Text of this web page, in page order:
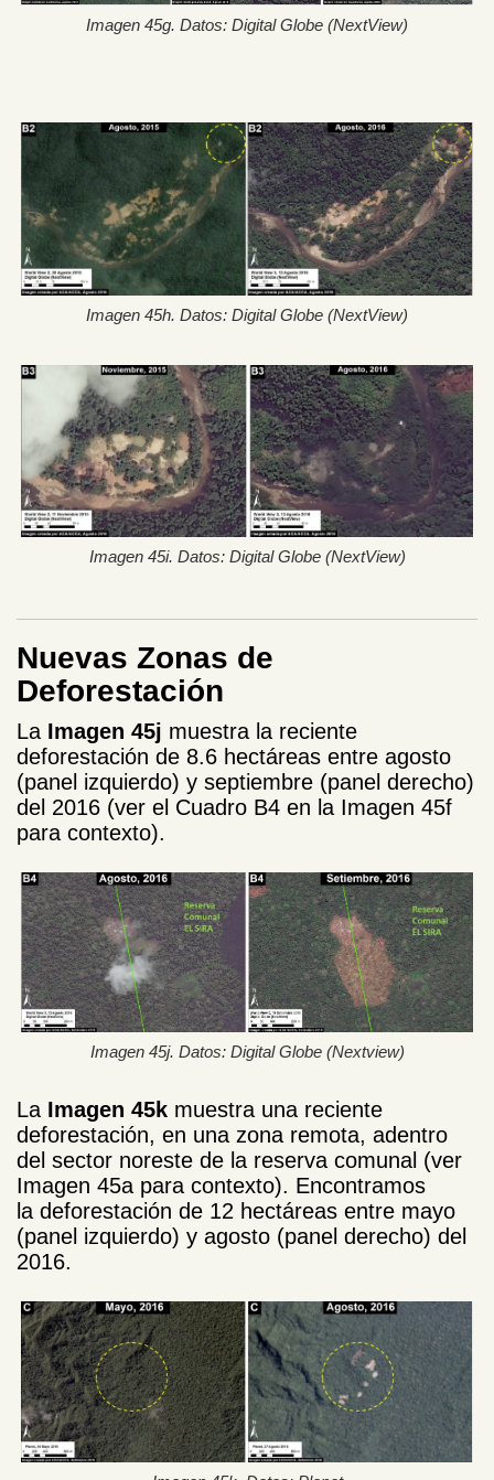
Imagen 45g. Datos: Digital Globe (NextView)
Imagen 45h. Datos: Digital Globe (NextView)
Imagen 45i. Datos: Digital Globe (NextView)
Nuevas Zonas de
Deforestación
La Imagen 45j muestra la reciente
deforestación de 8.6 hectáreas entre agosto
(panel izquierdo) y septiembre (panel derecho)
del 2016 (ver el Cuadro B4 en la Imagen 45f
para contexto).
Imagen 45j. Datos: Digital Globe (Nextview)
La Imagen 45k muestra una reciente
deforestación, en una zona remota, adentro
del sector noreste de la reserva comunal (ver
Imagen 45a para contexto). Encontramos
la deforestación de 12 hectáreas entre mayo
(panel izquierdo) y agosto (panel derecho) del
2016.